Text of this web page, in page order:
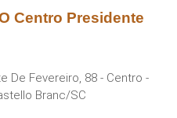
Centro Presidente
De Fevereiro, 88 - Centro -
Branc/SC